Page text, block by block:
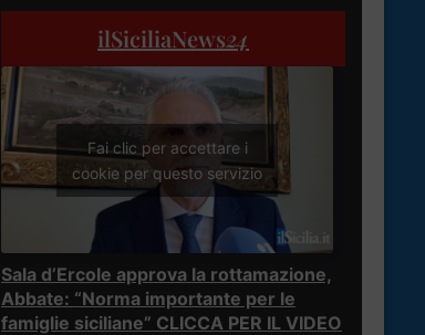
ilSiciliaNews24
Fai clic per accettare i
cookie per questo servizio
Sala d’Ercole approva la rottamazione,
Abbate: “Norma importante per le
famiglie siciliane” CLICCA PER IL VIDEO